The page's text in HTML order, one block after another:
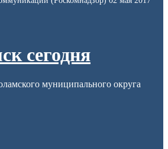
сегодня
муниципального округа